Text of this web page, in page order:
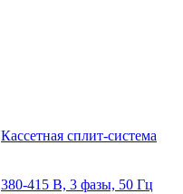
Кассетная сплит-система
380-415 В, 3 фазы, 50 Гц